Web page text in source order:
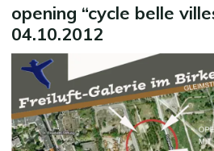
opening “cycle belle
04.10.2012